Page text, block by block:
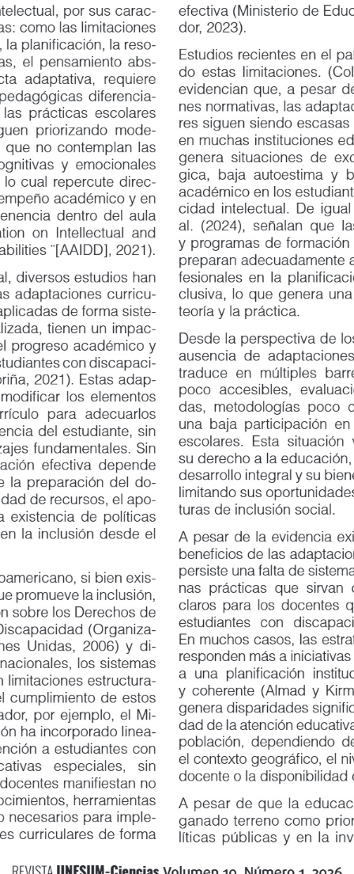
REVISTAUNESUM-Ciencias
por sus carac
-
las limitaciones
planificación, la reso
-
pensamiento abs
-
requiere
diferencia
-
escolares
priorizando mode
-
no contemplan las
y emocionales
repercute direc
-
académico y en
dentro del aula
on Intellectual and
¨[AAIDD], 2021).
estudios han
curricu
-
de forma siste
-
tienen un impac
-
académico y
con discapaci
-
2021). Estas adap
-
los elementos
para
adecuarlos
del estudiante, sin
fundamentales. Sin
efectiva depende
del do
-
de recursos, el apo
-
de políticas
inclusión desde el
si bien exis
-
promueve la inclusión,
los Derechos de
(Organiza
-
2006) y di
-
los sistemas
estructura
-
de estos
por ejemplo, el Mi
-
ha incorporado linea
-
a estudiantes con
especiales,
sin
manifiestan no
herramientas
para imple
-
de forma
efectiva (Ministerio de
dor, 2023).
Estudios recientes en el país
do estas limitaciones. (Collet
evidencian que, a pesar de
nes normativas, las
res siguen siendo escasas o
en muchas instituciones
genera situaciones de
gica, baja autoestima y bajo
académico en los estudiantes
cidad intelectual. De igual
al. (2024), señalan que las
y programas de formación
preparan adecuadamente a
fesionales en la planificación
clusiva, lo que genera una
teoría y la práctica.
Desde la perspectiva de los
ausencia de adaptaciones
traduce en múltiples barreras:
poco accesibles, evaluaciones
das, metodologías poco
una baja participación en las
escolares. Esta situación
su derecho a la educación,
desarrollo integral y su
limitando sus oportunidades
turas de inclusión social.
A pesar de la evidencia
beneficios de las
persiste una falta de
nas prácticas que sirvan como
claros para los docentes que
estudiantes
con
En muchos casos, las
responden más a iniciativas
a una planificación
y coherente (Almad y
genera disparidades
dad de la atención educativa
población, dependiendo de
el contexto geográfico, el
docente o la disponibilidad de
A pesar de que la educación
ganado terreno como
líticas públicas y en la